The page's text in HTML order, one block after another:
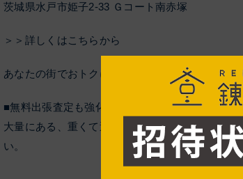
茨城県水戸市姫子2-33 Ｇコート南赤塚
＞＞詳しくはこちらから
あなたの街でおトクに役立つ地域密着型リサイク
■無料出張査定も強化中！
大量にある、重くて運ぶのが大変…。そんな時は
い。